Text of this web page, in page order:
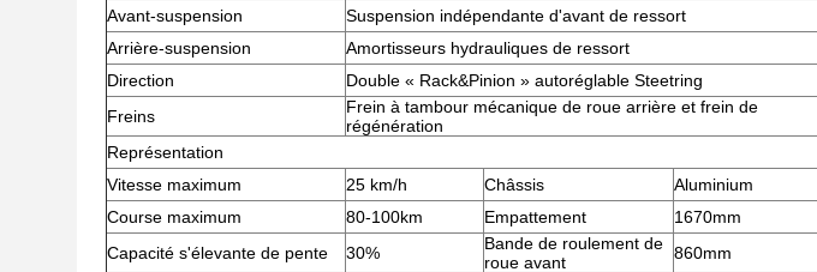
Avant-suspension
Suspension indépendante d'avant de ressort
Arrière-suspension
Amortisseurs hydrauliques de ressort
Direction
Double « Rack&Pinion » autoréglable Steetring
Freins
Frein à tambour mécanique de roue arrière et frein de
régénération
Représentation
Vitesse maximum
25 km/h Châssis
Aluminium
Course maximum
80-100km Empattement
1670mm
Capacité s'élevante de pente
30%
Bande de roulement de
roue avant
860mm